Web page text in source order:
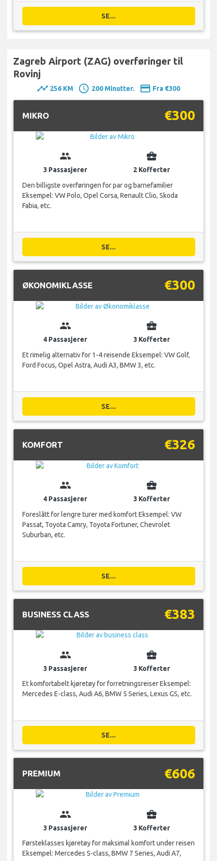
SE...
Zagreb Airport (ZAG) overføringer til
Rovinj
timeline 256 KM schedule 200 Minutter. payment Fra €300
MIKRO €300
group
3 Passasjerer
business_center
2 Kofferter
Den billigste overføringen for par og barnefamilier
Eksempel: VW Polo, Opel Corsa, Renault Clio, Skoda
Fabia, etc.
SE...
ØKONOMIKLASSE €300
group
4 Passasjerer
business_center
3 Kofferter
Et rimelig alternativ for 1-4 reisende Eksempel: VW Golf,
Ford Focus, Opel Astra, Audi A3, BMW 3, etc.
SE...
KOMFORT €326
group
4 Passasjerer
business_center
3 Kofferter
Foreslått for lengre turer med komfort Eksempel: VW
Passat, Toyota Camry, Toyota Fortuner, Chevrolet
Suburban, etc.
SE...
BUSINESS CLASS €383
group
3 Passasjerer
business_center
3 Kofferter
Et komfortabelt kjøretøy for forretningsreiser Eksempel:
Mercedes E-class, Audi A6, BMW 5 Series, Lexus GS, etc.
SE...
PREMIUM €606
group
3 Passasjerer
business_center
3 Kofferter
Førsteklasses kjøretøy for maksimal komfort under reisen
Eksempel: Mercedes S-class, BMW 7 Series, Audi A7,